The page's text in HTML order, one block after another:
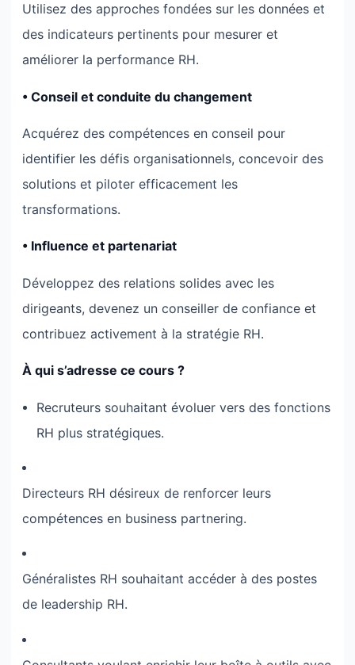
Utilisez des approches fondées sur les données et
des indicateurs pertinents pour mesurer et
améliorer la performance RH.
• Conseil et conduite du changement
Acquérez des compétences en conseil pour
identifier les défis organisationnels, concevoir des
solutions et piloter efficacement les
transformations.
• Influence et partenariat
Développez des relations solides avec les
dirigeants, devenez un conseiller de confiance et
contribuez activement à la stratégie RH.
À qui s’adresse ce cours ?
Recruteurs souhaitant évoluer vers des fonctions
RH plus stratégiques.
Directeurs RH désireux de renforcer leurs
compétences en business partnering.
Généralistes RH souhaitant accéder à des postes
de leadership RH.